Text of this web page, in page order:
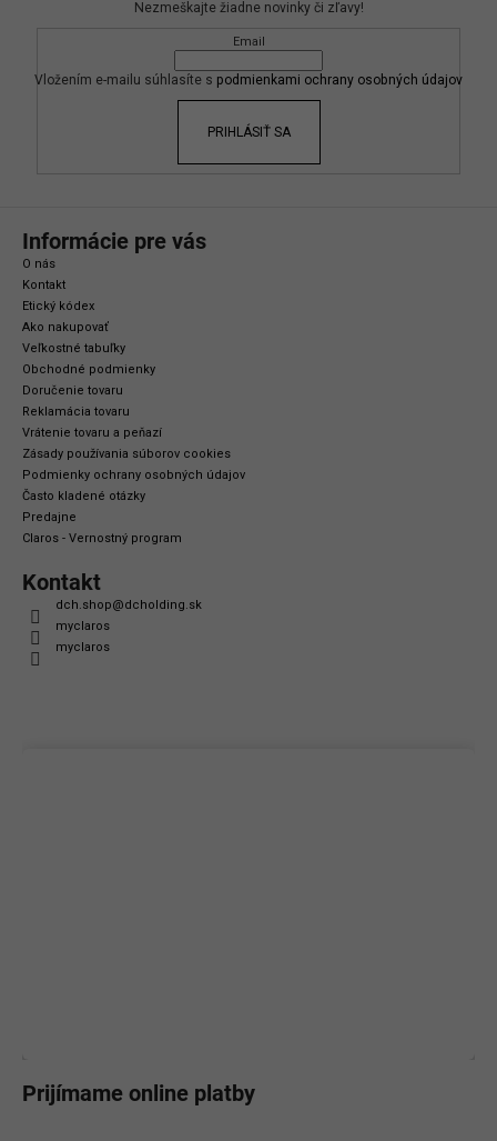
Nezmeškajte žiadne novinky či zľavy!
Email
Vložením e-mailu súhlasíte s podmienkami ochrany osobných údajov
PRIHLÁSIŤ SA
Informácie pre vás
O nás
Kontakt
Etický kódex
Ako nakupovať
Veľkostné tabuľky
Obchodné podmienky
Doručenie tovaru
Reklamácia tovaru
Vrátenie tovaru a peňazí
Zásady používania súborov cookies
Podmienky ochrany osobných údajov
Často kladené otázky
Predajne
Claros - Vernostný program
Kontakt
dch.shop@dcholding.sk
myclaros
myclaros
Prijímame online platby